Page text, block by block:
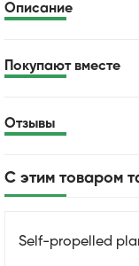
Описание
Покупают вместе
Отзывы
С этим товаром
Self-propelled